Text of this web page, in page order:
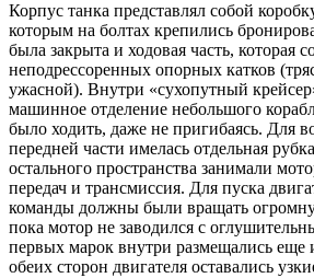
Корпус танка представлял собой
которым на болтах крепились
была закрыта и ходовая часть, которая
неподрессоренных опорных катков
ужасной). Внутри «сухопутный
машинное отделение небольшого
было ходить, даже не пригибаясь. Для
передней части имелась отдельная
остального пространства занимали
передач и трансмиссия. Для пуска
команды должны были вращать
пока мотор не заводился с
первых марок внутри размещались
обеих сторон двигателя оставались